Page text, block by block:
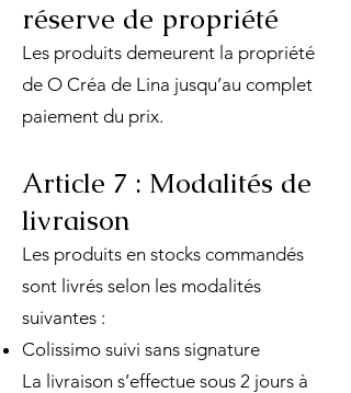
réserve de propriété
Les produits demeurent la propriété
de O Créa de Lina jusqu’au complet
paiement du prix.
Article 7 : Modalités de
livraison
Les produits en stocks commandés
sont livrés selon les modalités
suivantes :
Colissimo suivi sans signature
La livraison s’effectue sous 2 jours à